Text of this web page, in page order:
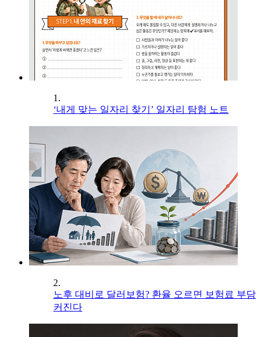
1.
‘내게 맞는 일자리 찾기’ 일자리 탐험 노트
2.
노후 대비로 달러보험? 환율 오르면 보험료 부담
커진다